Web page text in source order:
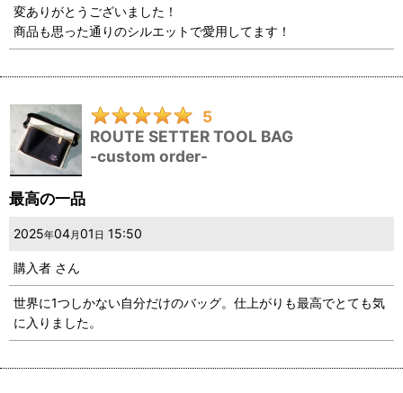
変ありがとうございました！
商品も思った通りのシルエットで愛用してます！
5
ROUTE SETTER TOOL BAG
-custom order-
最高の一品
2025年04月01 日 15:50
購入者 さん
世界に1つしかない自分だけのバッグ。仕上がりも最高でとても気
に入りました。